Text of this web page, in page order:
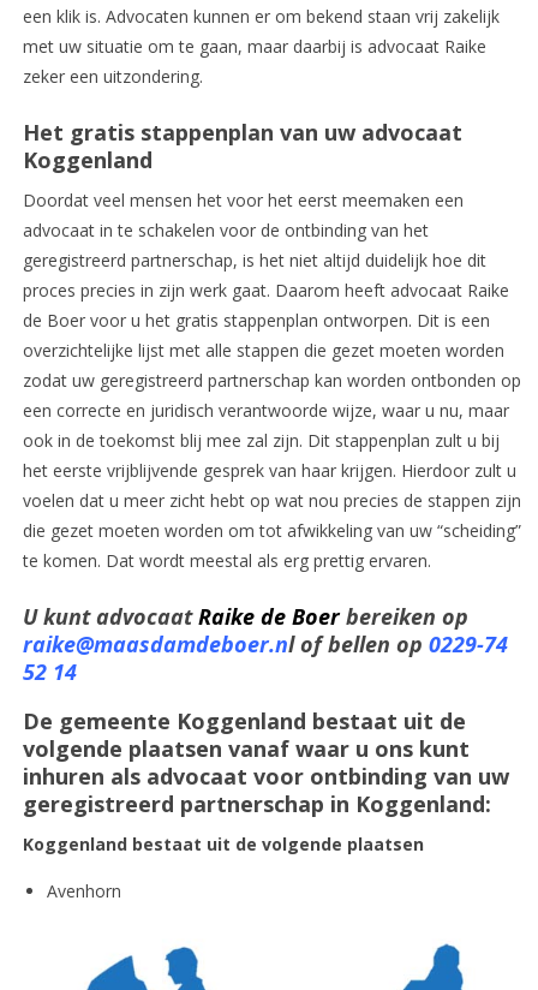
een klik is. Advocaten kunnen er om bekend staan vrij zakelijk
met uw situatie om te gaan, maar daarbij is advocaat Raike
zeker een uitzondering.
Het gratis stappenplan van uw advocaat
Koggenland
Doordat veel mensen het voor het eerst meemaken een
advocaat in te schakelen voor de ontbinding van het
geregistreerd partnerschap, is het niet altijd duidelijk hoe dit
proces precies in zijn werk gaat. Daarom heeft advocaat Raike
de Boer voor u het gratis stappenplan ontworpen. Dit is een
overzichtelijke lijst met alle stappen die gezet moeten worden
zodat uw geregistreerd partnerschap kan worden ontbonden op
een correcte en juridisch verantwoorde wijze, waar u nu, maar
ook in de toekomst blij mee zal zijn. Dit stappenplan zult u bij
het eerste vrijblijvende gesprek van haar krijgen. Hierdoor zult u
voelen dat u meer zicht hebt op wat nou precies de stappen zijn
die gezet moeten worden om tot afwikkeling van uw “scheiding”
te komen. Dat wordt meestal als erg prettig ervaren.
U kunt advocaatRaike de Boerbereiken op
raike@maasdamdeboer.nl of bellen op 0229-74
52 14
De gemeente Koggenland bestaat uit de
volgende plaatsen vanaf waar u ons kunt
inhuren als advocaat voor ontbinding van uw
geregistreerd partnerschap in Koggenland:
Koggenland bestaat uit de volgende plaatsen
Avenhorn